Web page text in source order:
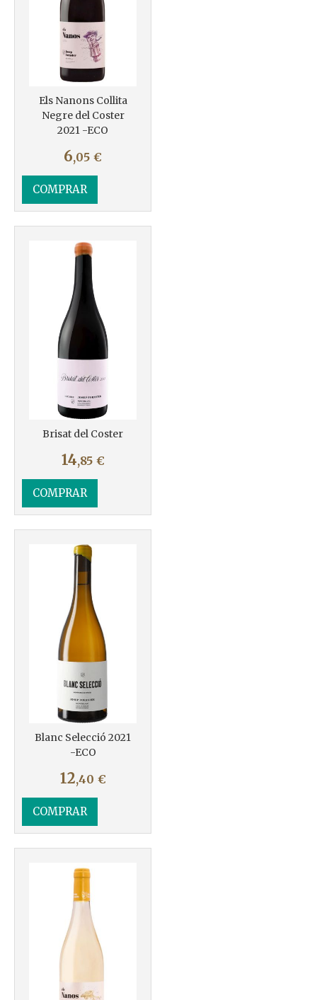
Els Nanons Collita
Negre del Coster
2021 -ECO
6,05 €
COMPRAR
Brisat del Coster
14,85 €
COMPRAR
Blanc Selecció 2021
-ECO
12,40 €
COMPRAR
Más info
Más info
Más info